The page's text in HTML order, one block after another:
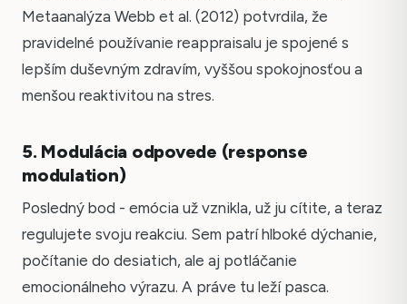
Metaanalýza Webb et al. (2012) potvrdila, že
pravidelné používanie reappraisalu je spojené s
lepším duševným zdravím, vyššou spokojnosťou a
menšou reaktivitou na stres.
5. Modulácia odpovede (response
modulation)
Posledný bod - emócia už vznikla, už ju cítite, a teraz
regulujete svoju reakciu. Sem patrí hlboké dýchanie,
počítanie do desiatich, ale aj potláčanie
emocionálneho výrazu. A práve tu leží pasca.